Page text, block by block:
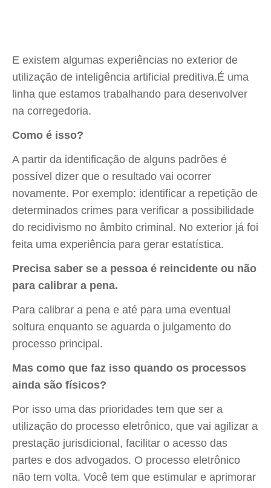
E existem algumas experiências no exterior de
utilização de inteligência artificial preditiva.É uma
linha que estamos trabalhando para desenvolver
na corregedoria.
Como é isso?
A partir da identificação de alguns padrões é
possível dizer que o resultado vai ocorrer
novamente. Por exemplo: identificar a repetição de
determinados crimes para verificar a possibilidade
do recidivismo no âmbito criminal. No exterior já foi
feita uma experiência para gerar estatística.
Precisa saber se a pessoa é reincidente ou não
para calibrar a pena.
Para calibrar a pena e até para uma eventual
soltura enquanto se aguarda o julgamento do
processo principal.
Mas como que faz isso quando os processos
ainda são físicos?
Por isso uma das prioridades tem que ser a
utilização do processo eletrônico, que vai agilizar a
prestação jurisdicional, facilitar o acesso das
partes e dos advogados. O processo eletrônico
não tem volta. Você tem que estimular e aprimorar